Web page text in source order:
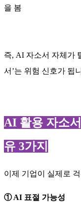
을 봄
즉, AI 자소서 자체가
서’는 위험 신호가 됩
AI 활용 자소
유 3가지
이제 기업이 실제로
① AI 표절 가능성